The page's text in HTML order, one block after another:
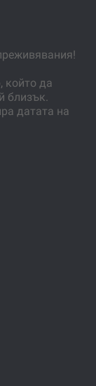
който да
близък.
датата на